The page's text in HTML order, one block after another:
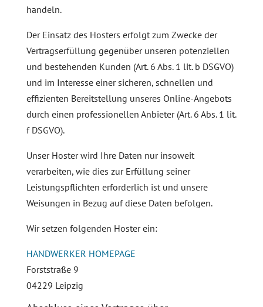
handeln.
Der Einsatz des Hosters erfolgt zum Zwecke der
Vertragserfüllung gegenüber unseren potenziellen
und bestehenden Kunden (Art. 6 Abs. 1 lit. b DSGVO)
und im Interesse einer sicheren, schnellen und
effizienten Bereitstellung unseres Online-Angebots
durch einen professionellen Anbieter (Art. 6 Abs. 1 lit.
f DSGVO).
Unser Hoster wird Ihre Daten nur insoweit
verarbeiten, wie dies zur Erfüllung seiner
Leistungspflichten erforderlich ist und unsere
Weisungen in Bezug auf diese Daten befolgen.
Wir setzen folgenden Hoster ein:
HANDWERKER HOMEPAGE
Forststraße 9
04229 Leipzig